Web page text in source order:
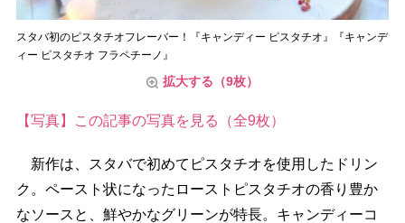
スタバ初のピスタチオフレーバー！『キャンディー ピスタチオ』『キャンデ
ィー ピスタチオ フラペチーノ』
拡大する（9枚）
【写真】この記事の写真を見る（全9枚）
新作は、スタバで初めてピスタチオを使用したドリン
ク。ペースト状になったローストピスタチオの香り豊か
なソースと、鮮やかなグリーンが特長。キャンディーコ